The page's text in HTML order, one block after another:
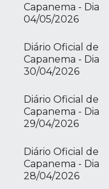
Capanema - Dia
04/05/2026
Diário Oficial de
Capanema - Dia
30/04/2026
Diário Oficial de
Capanema - Dia
29/04/2026
Diário Oficial de
Capanema - Dia
28/04/2026